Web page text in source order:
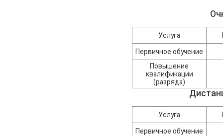
Услуга
Первичное обучение
Повышение
квалификации
(разряда)
Услуга
Первичное обучение